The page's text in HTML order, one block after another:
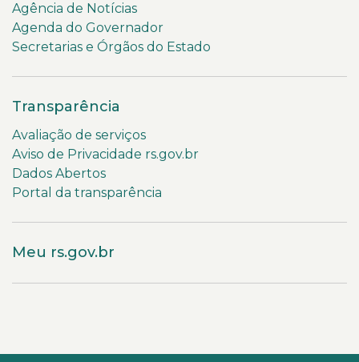
Agência de Notícias
Agenda do Governador
Secretarias e Órgãos do Estado
Transparência
Avaliação de serviços
Aviso de Privacidade rs.gov.br
Dados Abertos
Portal da transparência
Meu rs.gov.br